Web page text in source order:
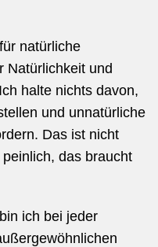
natürliche
Natürlichkeit und
halte nichts davon,
und unnatürliche
Das ist nicht
das braucht
ich bei jeder